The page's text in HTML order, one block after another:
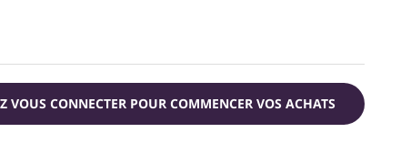
VOUS CONNECTER POUR COMMENCER VOS ACHATS